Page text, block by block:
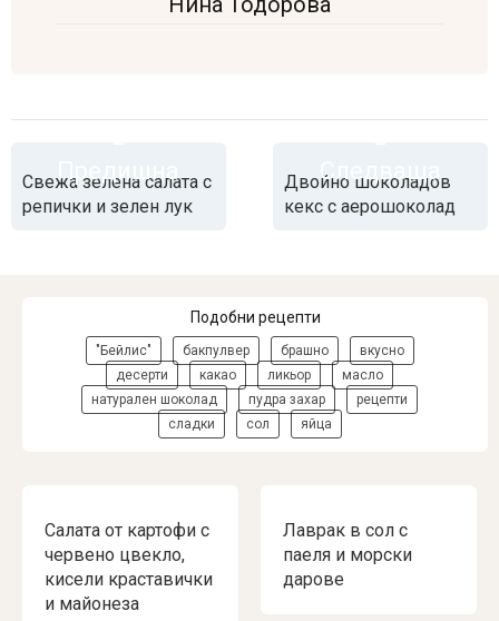
Свежа зелена салата с
репички и зелен лук
Следваща
Двойно шоколадов
кекс с аерошоколад
Подобни рецепти
"Бейлис" бакпулвер брашно
вкусно
десерти
какао ликьор
масло
натурален шоколад
пудра захар
рецепти
сладки
сол яйца
Салата от картофи с
червено цвекло,
кисели краставички
и майонеза
Лаврак в сол с
паеля и морски
дарове